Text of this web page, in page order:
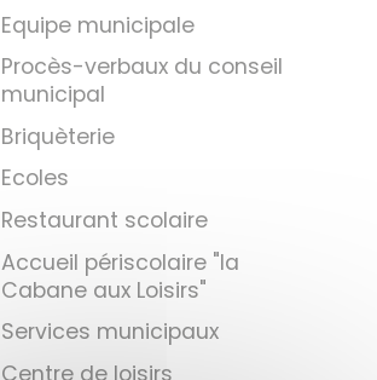
Equipe municipale
Procès-verbaux du conseil
municipal
Briquèterie
Ecoles
Restaurant scolaire
Accueil périscolaire "la
Cabane aux Loisirs"
Services municipaux
Centre de loisirs